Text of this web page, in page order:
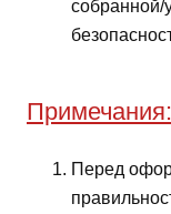
собранной/
Примечания:
Перед